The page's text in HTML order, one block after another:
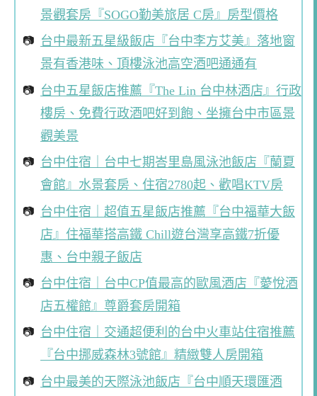
景觀套房『SOGO勤美旅居 C房』房型價格
台中最新五星級飯店『台中李方艾美』落地窗
景有香港味、頂樓泳池高空酒吧通通有
台中五星飯店推薦『The Lin 台中林酒店』行政
樓房、免費行政酒吧好到飽、坐擁台中市區景
觀美景
台中住宿｜台中七期峇里島風泳池飯店『蘭夏
會館』水景套房、住宿2780起、歡唱KTV房
台中住宿｜超值五星飯店推薦『台中福華大飯
店』住福華搭高鐵 Chill遊台灣享高鐵7折優
惠、台中親子飯店
台中住宿｜台中CP值最高的歐風酒店『薆悅酒
店五權館』尊爵套房開箱
台中住宿｜交通超便利的台中火車站住宿推薦
『台中挪威森林3號館』精緻雙人房開箱
台中最美的天際泳池飯店『台中順天環匯酒